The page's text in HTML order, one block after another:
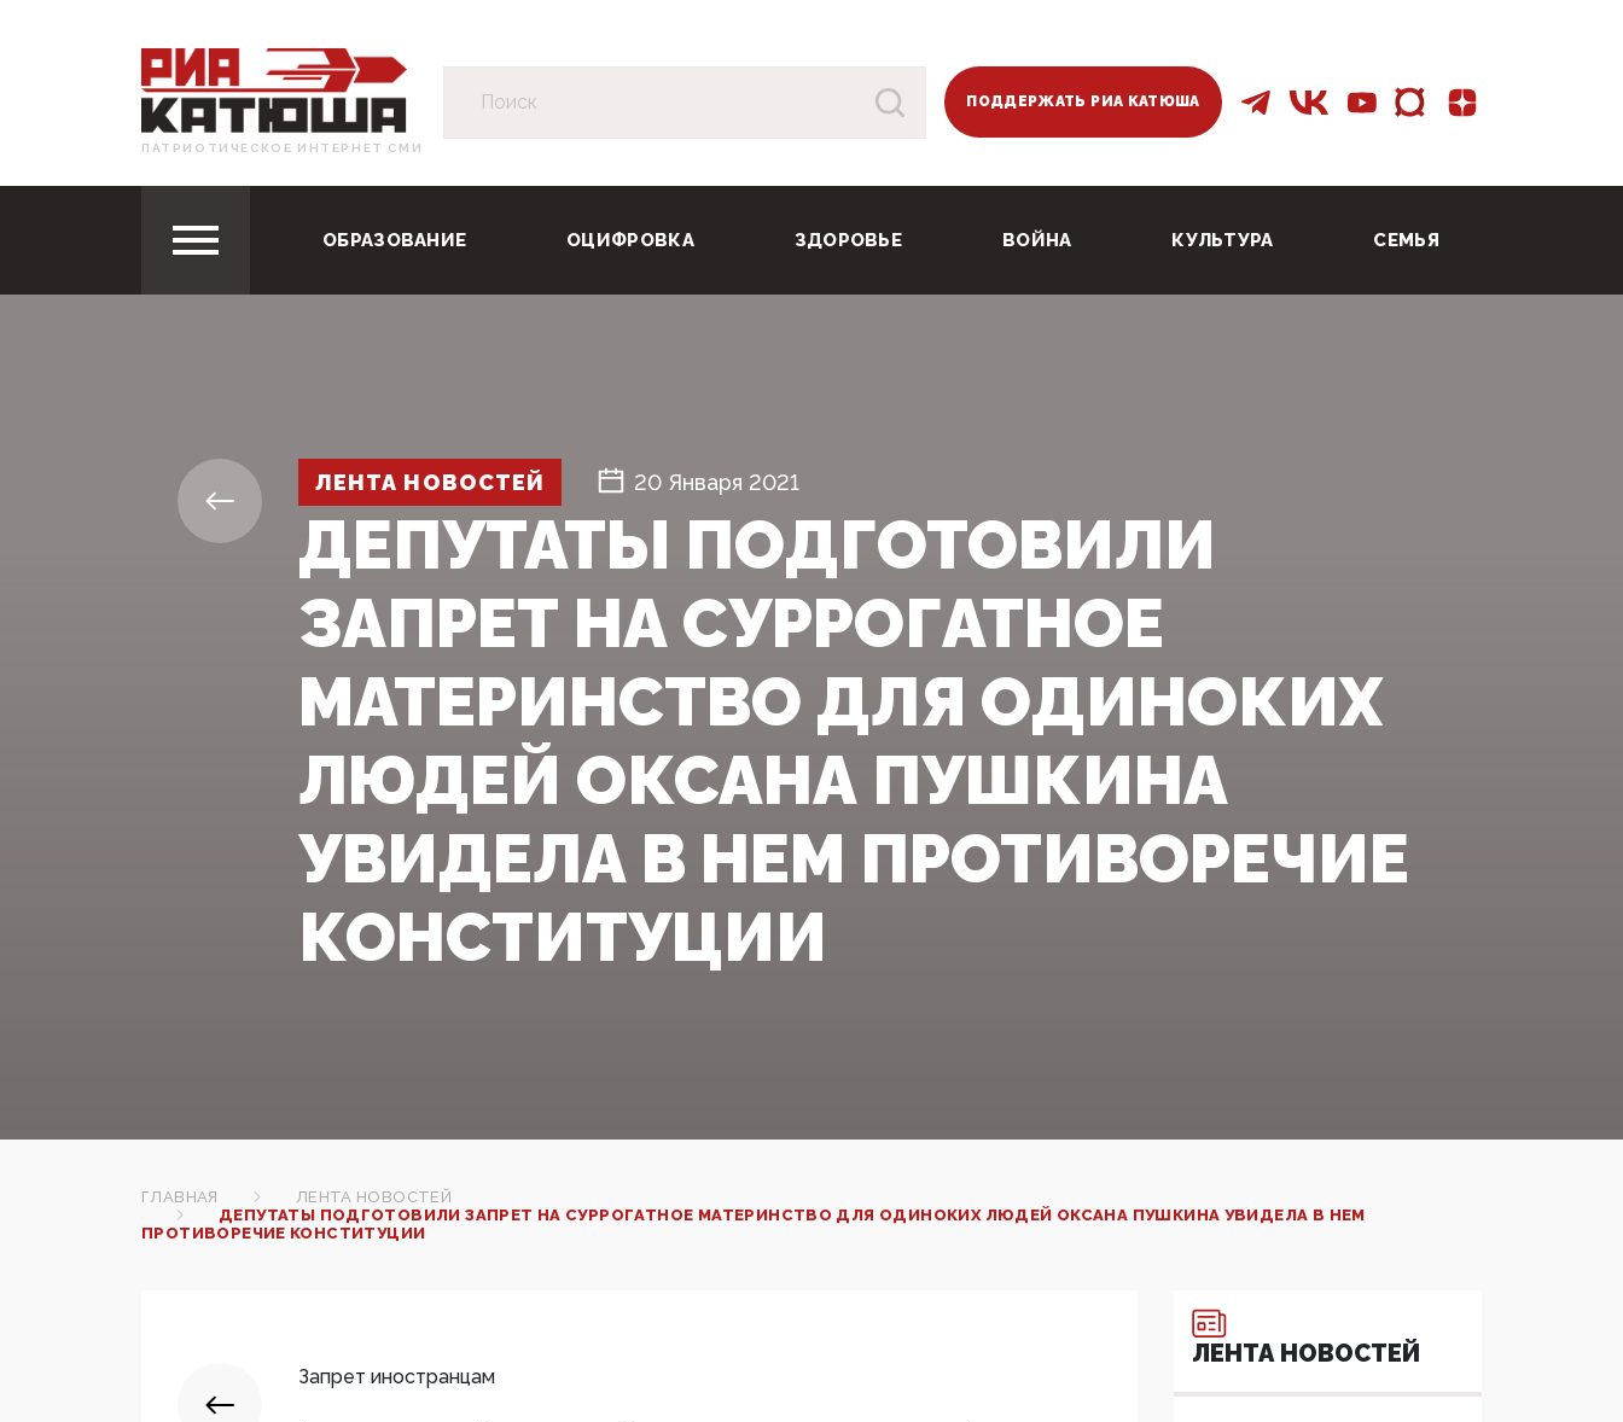
ПАТРИОТИЧЕСКОЕ ИНТЕРНЕТ СМИ
ПОДДЕРЖАТЬ РИА КАТЮША
ОБРАЗОВАНИЕ ОЦИФРОВКА ЗДОРОВЬЕ ВОЙНА КУЛЬТУРА СЕМЬЯ
ЛЕНТА НОВОСТЕЙ 20 Января 2021
ДЕПУТАТЫ ПОДГОТОВИЛИ
ЗАПРЕТ НА СУРРОГАТНОЕ
МАТЕРИНСТВО ДЛЯ ОДИНОКИХ
ЛЮДЕЙ ОКСАНА ПУШКИНА
УВИДЕЛА В НЕМ ПРОТИВОРЕЧИЕ
КОНСТИТУЦИИ
ГЛАВНАЯ
ЛЕНТА НОВОСТЕЙ
ДЕПУТАТЫ ПОДГОТОВИЛИ ЗАПРЕТ НА СУРРОГАТНОЕ МАТЕРИНСТВО ДЛЯ ОДИНОКИХ ЛЮДЕЙ ОКСАНА ПУШКИНА УВИДЕЛА В НЕМ
ПРОТИВОРЕЧИЕ КОНСТИТУЦИИ
Запрет иностранцам
ЛЕНТА НОВОСТЕЙ